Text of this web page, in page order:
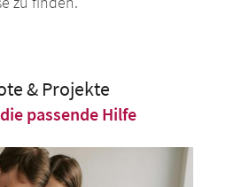
& Projekte
passende Hilfe